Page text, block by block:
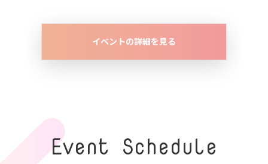
イベントの詳細を見る
Event Schedule